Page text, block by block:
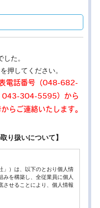
した。
押してください。
電話番号（048-682-
304-5595）から
らご連絡いたします。
り扱いについて】
」）は、以下のとおり個人情
みを構築し、全従業員に個人
させることにより、個人情報